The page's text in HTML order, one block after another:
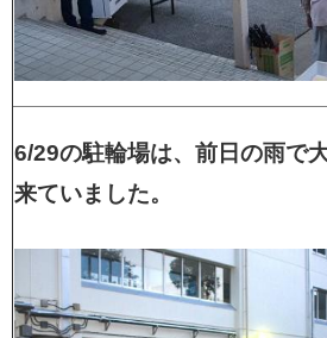
6/29の駐輪場は、前日の雨で
来ていました。